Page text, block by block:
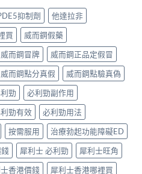
抑制劑
他達拉非
買
威而鋼假藥
威而鋼冒牌
威而鋼正品定假冒
威而鋼點分真假
威而鋼點驗真偽
勁
必利勁副作用
勁有效
必利勁用法
按需服用
治療勃起功能障礙ED
犀利士 必利勁
犀利士旺角
香港價錢
犀利士香港哪裡買